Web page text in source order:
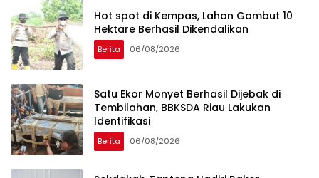
Hot spot di Kempas, Lahan Gambut 10
Hektare Berhasil Dikendalikan
Berita 06/08/2026
Satu Ekor Monyet Berhasil Dijebak di
Tembilahan, BBKSDA Riau Lakukan
Identifikasi
Berita 06/08/2026